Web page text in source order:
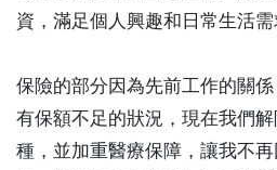
資，滿足個人興趣和日常生活需
保險的部分因為先前工作的關
有保額不足的狀況，現在我們
種，並加重醫療保障，讓我不